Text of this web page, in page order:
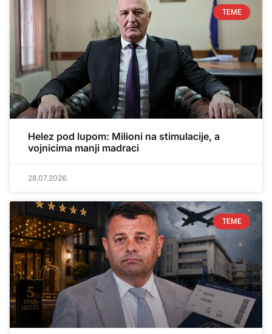
TEME
Helez pod lupom: Milioni na stimulacije, a
vojnicima manji madraci
28.07.2026.
TEME